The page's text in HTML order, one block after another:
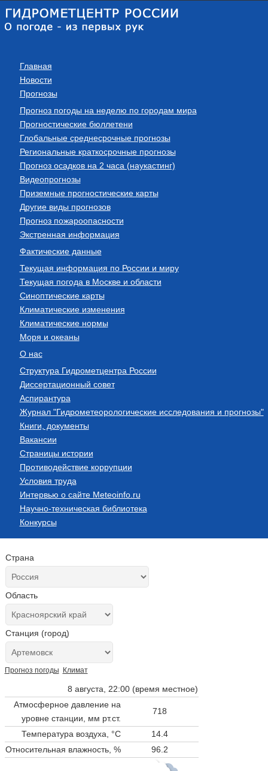
Главная
Новости
Прогнозы
Прогноз погоды на неделю по городам мира
Прогностические бюллетени
Глобальные среднесрочные прогнозы
Региональные краткосрочные прогнозы
Прогноз осадков на 2 часа (наукастинг)
Видеопрогнозы
Приземные прогностические карты
Другие виды прогнозов
Прогноз пожароопасности
Экстренная информация
Фактические данные
Текущая информация по России и миру
Текущая погода в Москве и области
Синоптические карты
Климатические изменения
Климатические нормы
Моря и океаны
О нас
Структура Гидрометцентра России
Диссертационный совет
Аспирантура
Журнал "Гидрометеорологические исследования и прогнозы"
Книги, документы
Вакансии
Страницы истории
Противодействие коррупции
Условия труда
Интервью о сайте Meteoinfo.ru
Научно-техническая библиотека
Конкурсы
Страна
Область
Станция (город)
Прогноз погоды Климат
8 августа, 22:00 (время местное)
Атмосферное давление на
уровне станции, мм рт.ст.
718
Температура воздуха, °C
14.4
Относительная влажность, %
96.2